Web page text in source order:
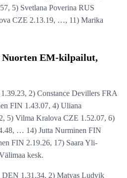
5) Svetlana Poverina RUS
CZE 2.13.19, …, 11) Marika
Nuorten EM-kilpailut,
2) Constance Devillers FRA
FIN 1.43.07, 4) Uliana
5) Vilma Kralova CZE 1.52.07, 6)
… 14) Jutta Nurminen FIN
FIN 2.19.26, 17) Saara Yli-
kesk.
DEN 1.31.34, 2) Matyas Ludvik